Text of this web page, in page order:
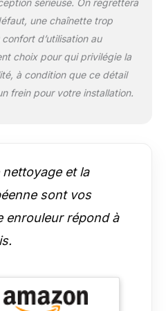
Composition du tissu
: 100 % polyester -
Nettoyage facile avec
légèrement humide
Fabriqué en Europe:
Sous ISO 9001 /
norme européenne
EN 13120 relative au
matériel de sécurité
hauteur de la
chaînette est de 100
chaînette plus longue
vous pouvez
sérieuse. On regrettera
une chaînette trop
d’utilisation au
choix pour qui privilégie la
à condition que ce détail
frein pour votre installation.
et la
sont vos
enrouleur répond à